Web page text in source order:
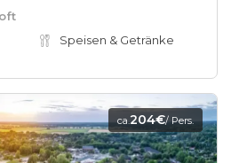
Speisen & Getränke
ca.204€/ Pers.